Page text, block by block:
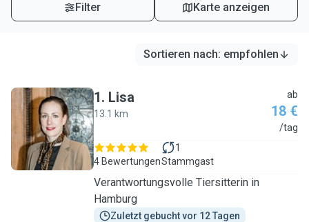
Filter Karte anzeigen
Sortieren nach: empfohlen
L
1. Lisa
13.1 km
ab
18 €
/tag
4 Bewertungen
1
Stammgast
Verantwortungsvolle Tiersitterin in
Hamburg
Zuletzt gebucht vor 12 Tagen